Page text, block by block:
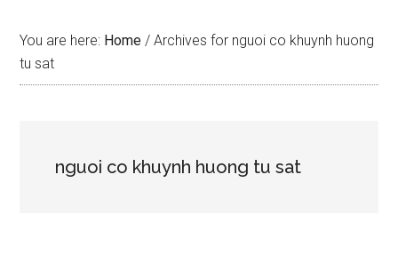
You are here: Home / Archives for nguoi co khuynh huong
tu sat
nguoi co khuynh huong tu sat